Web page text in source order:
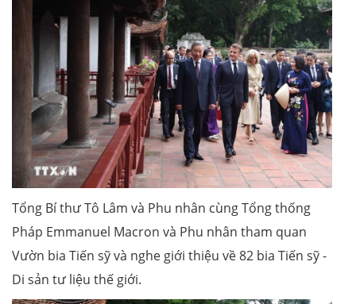
Tổng Bí thư Tô Lâm và Phu nhân cùng Tổng thống
Pháp Emmanuel Macron và Phu nhân tham quan
Vườn bia Tiến sỹ và nghe giới thiệu về 82 bia Tiến sỹ -
Di sản tư liệu thế giới.